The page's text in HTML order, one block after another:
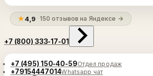
★4,9 · 150 отзывов на Яндексе →
+7 (800) 333-17-01
+7 (495) 150-40-59Отдел продаж
+79154447014Whatsapp чат